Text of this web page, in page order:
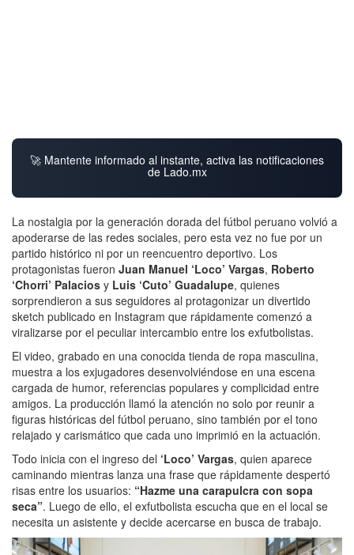
🚀 Mantente informado al instante, activa las notificaciones
de Lado.mx
La nostalgia por la generación dorada del fútbol peruano volvió a
apoderarse de las redes sociales, pero esta vez no fue por un
partido histórico ni por un reencuentro deportivo. Los
protagonistas fueron Juan Manuel ‘Loco’ Vargas, Roberto
‘Chorri’ Palacios y Luis ‘Cuto’ Guadalupe, quienes
sorprendieron a sus seguidores al protagonizar un divertido
sketch publicado en Instagram que rápidamente comenzó a
viralizarse por el peculiar intercambio entre los exfutbolistas.
El video, grabado en una conocida tienda de ropa masculina,
muestra a los exjugadores desenvolviéndose en una escena
cargada de humor, referencias populares y complicidad entre
amigos. La producción llamó la atención no solo por reunir a
figuras históricas del fútbol peruano, sino también por el tono
relajado y carismático que cada uno imprimió en la actuación.
Todo inicia con el ingreso del ‘Loco’ Vargas, quien aparece
caminando mientras lanza una frase que rápidamente despertó
risas entre los usuarios: “Hazme una carapulcra con sopa
seca”. Luego de ello, el exfutbolista escucha que en el local se
necesita un asistente y decide acercarse en busca de trabajo.